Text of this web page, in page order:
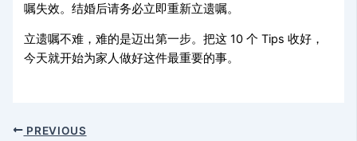
嘱失效。结婚后请务必立即重新立遗嘱。
立遗嘱不难，难的是迈出第一步。把这 10 个 Tips 收好，
今天就开始为家人做好这件最重要的事。
PREVIOUS